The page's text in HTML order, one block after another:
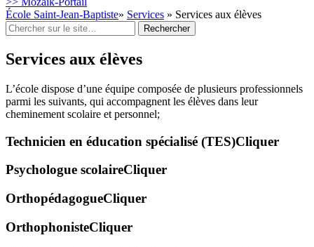
École Saint-Jean-Baptiste» Services » Services aux élèves
Rechercher
:
Services aux élèves
L’école dispose d’une équipe composée de plusieurs professionnels
parmi les suivants, qui accompagnent les élèves dans leur
cheminement scolaire et personnel;
Technicien en éducation spécialisé (TES)Cliquer
Psychologue scolaireCliquer
OrthopédagogueCliquer
OrthophonisteCliquer